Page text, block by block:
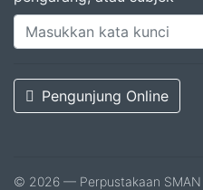
Pengunjung Online
© 2026 — Perpustakaan SMAN